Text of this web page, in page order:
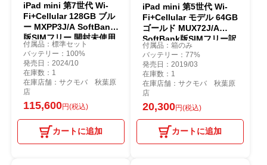
iPad mini 第7世代 Wi-
Fi+Cellular 128GB ブル
ー MXPP3J/A SoftBank
版SIMフリー 開封未使用
品
付属品：標準セット
バッテリー：100%
発売日：2024/10
在庫数：1
在庫店舗：サクモバ 秋葉原
店
115,600円(税込)
カートに追加
iPad mini 第5世代 Wi-
Fi+Cellular モデル 64GB
ゴールド MUX72J/A
SoftBank版SIMフリー訳
あり美品
付属品：箱のみ
バッテリー：77%
発売日：2019/03
在庫数：1
在庫店舗：サクモバ 秋葉原
店
20,300円(税込)
カートに追加